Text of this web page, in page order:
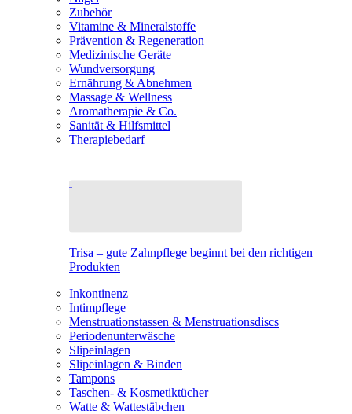
Zubehör
Vitamine & Mineralstoffe
Prävention & Regeneration
Medizinische Geräte
Wundversorgung
Ernährung & Abnehmen
Massage & Wellness
Aromatherapie & Co.
Sanität & Hilfsmittel
Therapiebedarf
Trisa – gute Zahnpflege beginnt bei den richtigen
Produkten
Inkontinenz
Intimpflege
Menstruationstassen & Menstruationsdiscs
Periodenunterwäsche
Slipeinlagen
Slipeinlagen & Binden
Tampons
Taschen- & Kosmetiktücher
Watte & Wattestäbchen